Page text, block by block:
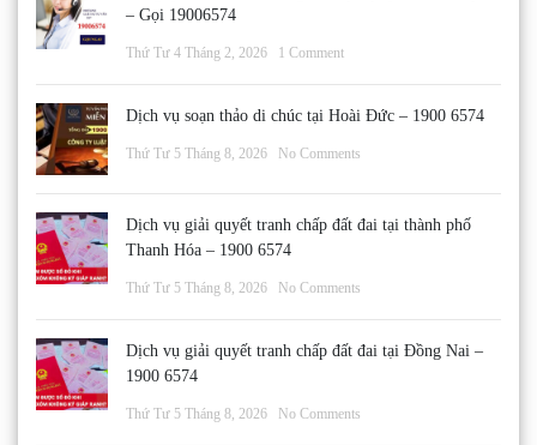
– Gọi 19006574
Thứ Tư 4 Tháng 2, 2026 1 Comment
Dịch vụ soạn thảo di chúc tại Hoài Đức – 1900 6574
Thứ Tư 5 Tháng 8, 2026 No Comments
Dịch vụ giải quyết tranh chấp đất đai tại thành phố
Thanh Hóa – 1900 6574
Thứ Tư 5 Tháng 8, 2026 No Comments
Dịch vụ giải quyết tranh chấp đất đai tại Đồng Nai –
1900 6574
Thứ Tư 5 Tháng 8, 2026 No Comments